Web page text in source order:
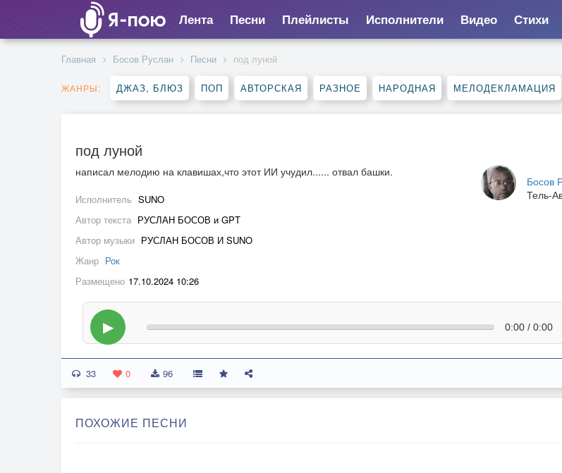
Лента Песни Плейлисты Исполнители Видео Стихи
Главная Босов Руслан Песни под луной
ЖАНРЫ: ДЖАЗ, БЛЮЗ ПОП АВТОРСКАЯ РАЗНОЕ НАРОДНАЯ МЕЛОДЕКЛАМАЦИЯ
под луной
Босов
Тель-
написал мелодию на клавишах,что этот ИИ учудил...... отвал башки.
Исполнитель SUNO
Автор текста РУСЛАН БОСОВ и GPT
Автор музыки РУСЛАН БОСОВ И SUNO
Жанр Рок
Размещено 17.10.2024 10:26
▶ 0:00 / 0:00
33 0 96
ПОХОЖИЕ ПЕСНИ